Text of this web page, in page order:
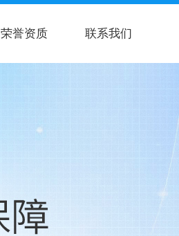
荣誉资质 联系我们